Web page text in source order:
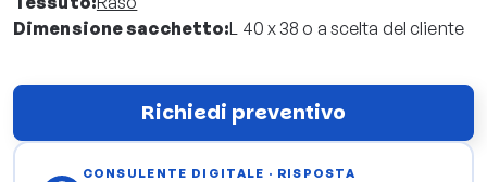
Dimensione sacchetto:L 40 x 38 o a scelta del cliente
Richiedi preventivo
CONSULENTE DIGITALE · RISPOSTA